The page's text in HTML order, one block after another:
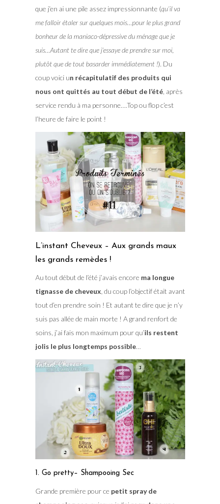
que j’en ai une pile assez impressionnante (qu’il va
me falloir étaler sur quelques mois…pour le plus grand
bonheur de la maniaco-dépressive du ménage que je
suis…Autant te dire que j’essaye de prendre sur moi,
plutôt que de tout basarder immédiatement !). Du
coup voici un récapitulatif des produits qui
nous ont quittés au tout début de l’été, après
service rendu à ma personne….Top ou flop c’est
l’heure de faire le point !
L’instant Cheveux – Aux grands maux
les grands remèdes !
Au tout début de l’été j’avais encore ma longue
tignasse de cheveux , du coup l’objectif était avant
tout d’en prendre soin ! Et autant te dire que je n’y
suis pas allée de main morte ! A grand renfort de
soins, j’ai fais mon maximum pour qu’ils restent
jolis le plus longtemps possible…
1. Go pretty– Shampooing Sec
Grande première pour ce petit spray de